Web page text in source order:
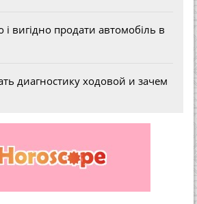
вигідно продати автомобіль в
диагностику ходовой и зачем